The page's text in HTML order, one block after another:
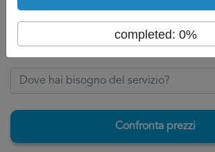
Torna su
Confronta prezzi
completed: 0%